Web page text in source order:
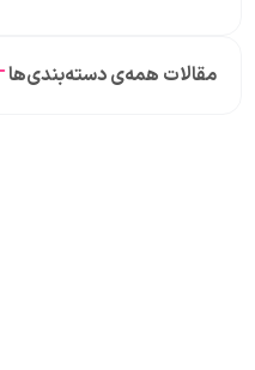
مقالات همه‌ی دسته‌بندی‌ها